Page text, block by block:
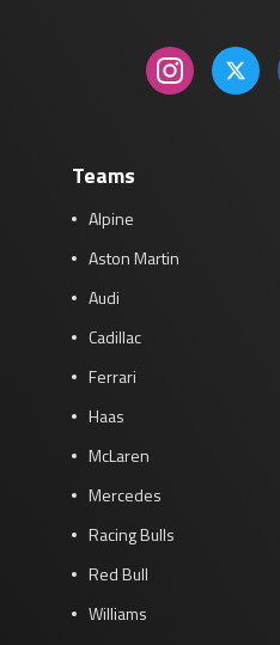
Teams
Alpine
Aston Martin
Audi
Cadillac
Ferrari
Haas
McLaren
Mercedes
Racing Bulls
Red Bull
Williams